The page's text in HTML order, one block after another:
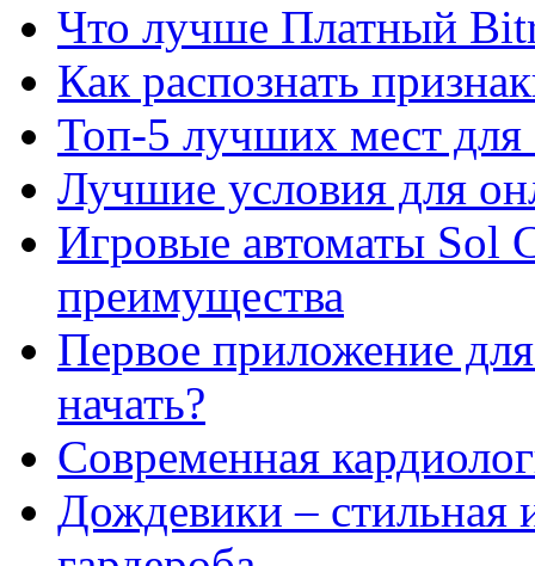
Что лучше Платный
Как распознать
Топ-5 лучших мест для
Лучшие условия для
Игровые автоматы Sol
преимущества
Первое приложение
начать?
Современная
Дождевики – стильная